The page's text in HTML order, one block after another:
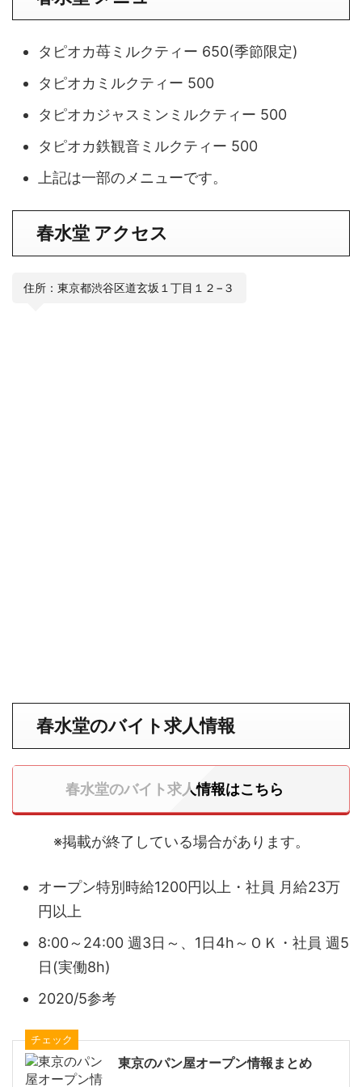
タピオカ苺ミルクティー 650(季節限定)
タピオカミルクティー 500
タピオカジャスミンミルクティー 500
タピオカ鉄観音ミルクティー 500
上記は一部のメニューです。
春水堂 アクセス
住所：東京都渋谷区道玄坂１丁目１２−３
春水堂のバイト求人情報
春水堂のバイト求人情報はこちら
※掲載が終了している場合があります。
オープン特別時給1200円以上・社員 月給23万
円以上
8:00～24:00 週3日～、1日4h～ＯＫ・社員 週5
日(実働8h)
2020/5参考
チェック
東京のパン屋オープン情報まとめ